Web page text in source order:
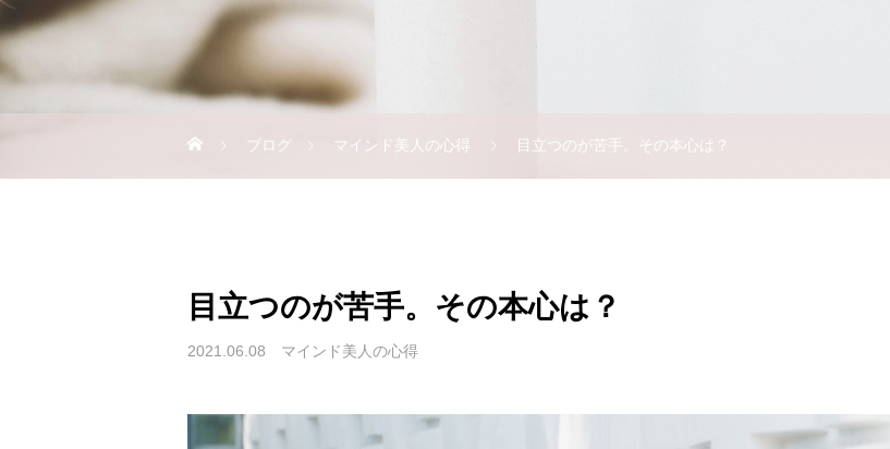
ブログ マインド美人の心得 目立つのが苦手。その本心は？
目立つのが苦手。その本心は？
2021.06.08 マインド美人の心得